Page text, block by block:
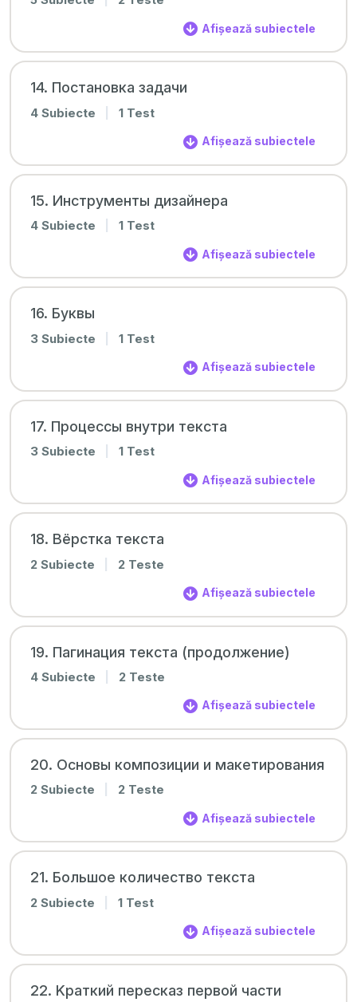
Afișează subiectele
14. Постановка задачи
4 Subiecte 1 Test
Afișează subiectele
15. Инструменты дизайнера
4 Subiecte 1 Test
Afișează subiectele
16. Буквы
3 Subiecte 1 Test
Afișează subiectele
17. Процессы внутри текста
3 Subiecte 1 Test
Afișează subiectele
18. Вёрстка текста
2 Subiecte 2 Teste
Afișează subiectele
19. Пагинация текста (продолжение)
4 Subiecte 2 Teste
Afișează subiectele
20. Основы композиции и макетирования
2 Subiecte 2 Teste
Afișează subiectele
21. Большое количество текста
2 Subiecte 1 Test
Afișează subiectele
22. Kраткий пересказ первой части